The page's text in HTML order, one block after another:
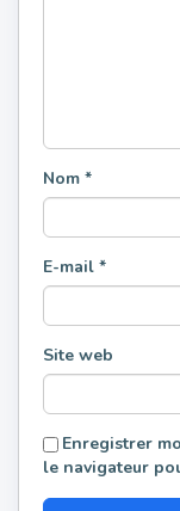
Nom *
E-mail *
Site web
Enregistrer
le navigateur